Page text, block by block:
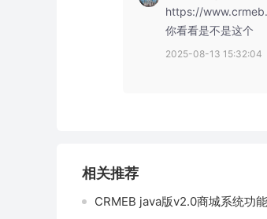
https://
你看看是不是这个
2025-08-13 15:32:04
相关推荐
CRMEB java版v2.0商城系统功